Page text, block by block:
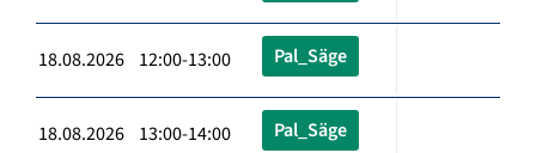
18.08.2026 12:00-13:00 Pal_Säge
18.08.2026 13:00-14:00 Pal_Säge